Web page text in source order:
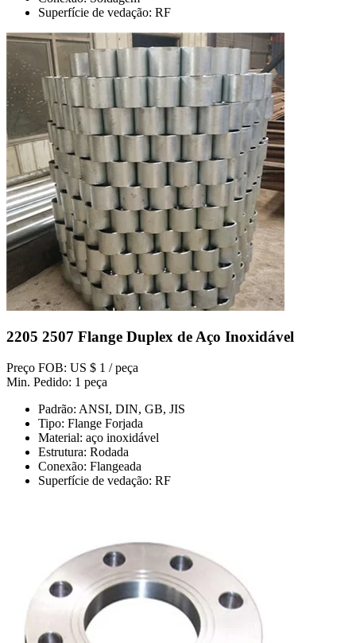
Superfície de vedação: RF
2205 2507 Flange Duplex de Aço Inoxidável
Preço FOB: US $ 1 / peça
Min. Pedido: 1 peça
Padrão: ANSI, DIN, GB, JIS
Tipo: Flange Forjada
Material: aço inoxidável
Estrutura: Rodada
Conexão: Flangeada
Superfície de vedação: RF